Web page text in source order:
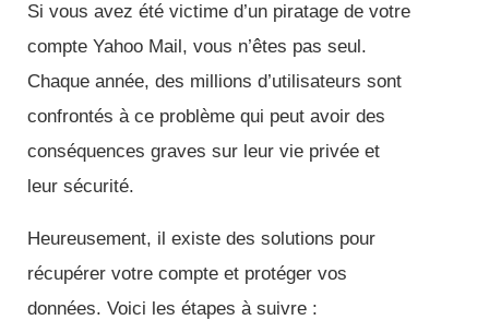
Si vous avez été victime d’un piratage de votre
compte Yahoo Mail, vous n’êtes pas seul.
Chaque année, des millions d’utilisateurs sont
confrontés à ce problème qui peut avoir des
conséquences graves sur leur vie privée et
leur sécurité.
Heureusement, il existe des solutions pour
récupérer votre compte et protéger vos
données. Voici les étapes à suivre :